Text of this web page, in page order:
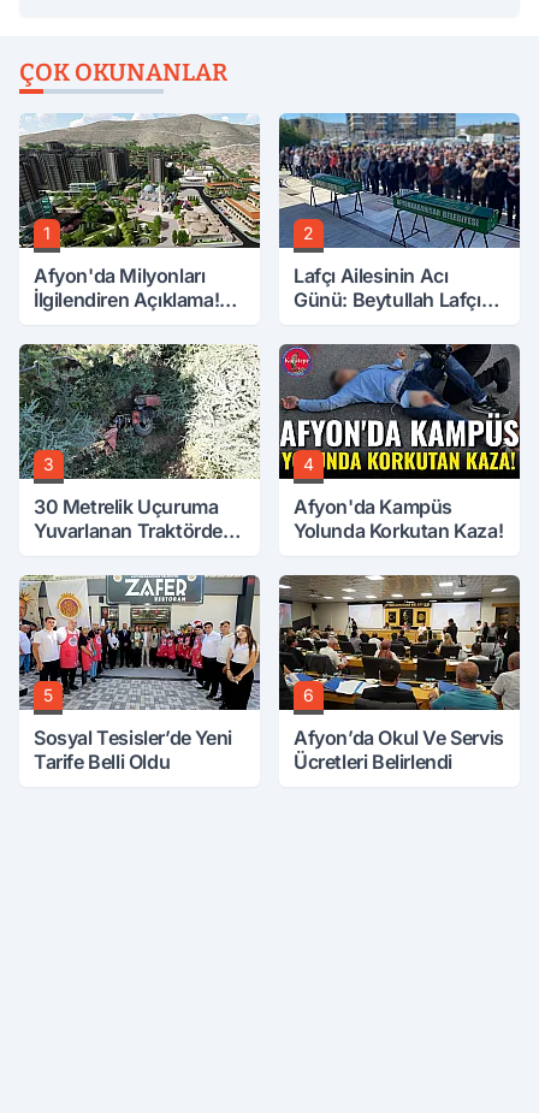
ÇOK OKUNANLAR
1
Afyon'da Milyonları
İlgilendiren Açıklama!
2
Lafçı Ailesinin Acı
Günü: Beytullah Lafçı
3
30 Metrelik Uçuruma
Yuvarlanan Traktörden
4
Afyon'da Kampüs
Yolunda Korkutan Kaza!
5
Sosyal Tesisler’de Yeni
Tarife Belli Oldu
6
Afyon’da Okul Ve Servis
Ücretleri Belirlendi